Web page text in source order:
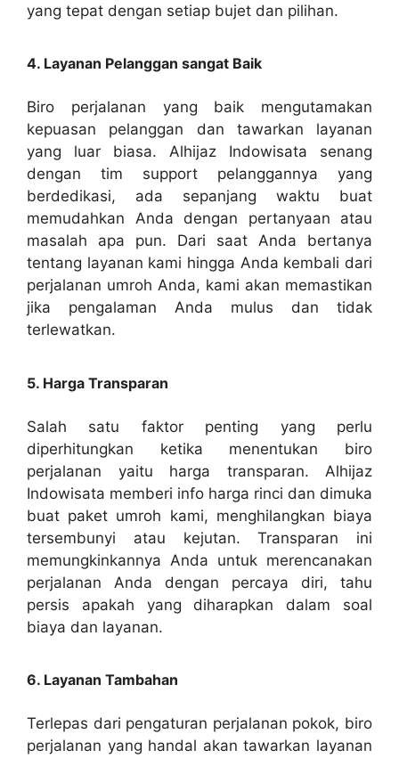
yang tepat dengan setiap bujet dan pilihan.
4. Layanan Pelanggan sangat Baik
Biro perjalanan yang baik mengutamakan
kepuasan pelanggan dan tawarkan layanan
yang luar biasa. Alhijaz Indowisata senang
dengan tim support pelanggannya yang
berdedikasi, ada sepanjang waktu buat
memudahkan Anda dengan pertanyaan atau
masalah apa pun. Dari saat Anda bertanya
tentang layanan kami hingga Anda kembali dari
perjalanan umroh Anda, kami akan memastikan
jika pengalaman Anda mulus dan tidak
terlewatkan.
5. Harga Transparan
Salah satu faktor penting yang perlu
diperhitungkan ketika menentukan biro
perjalanan yaitu harga transparan. Alhijaz
Indowisata memberi info harga rinci dan dimuka
buat paket umroh kami, menghilangkan biaya
tersembunyi atau kejutan. Transparan ini
memungkinkannya Anda untuk merencanakan
perjalanan Anda dengan percaya diri, tahu
persis apakah yang diharapkan dalam soal
biaya dan layanan.
6. Layanan Tambahan
Terlepas dari pengaturan perjalanan pokok, biro
perjalanan yang handal akan tawarkan layanan